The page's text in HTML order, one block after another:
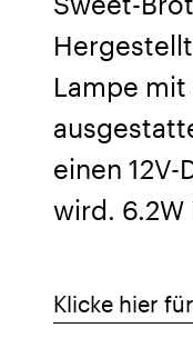
Lampe
einen
wird. 6.2W
Klicke hier